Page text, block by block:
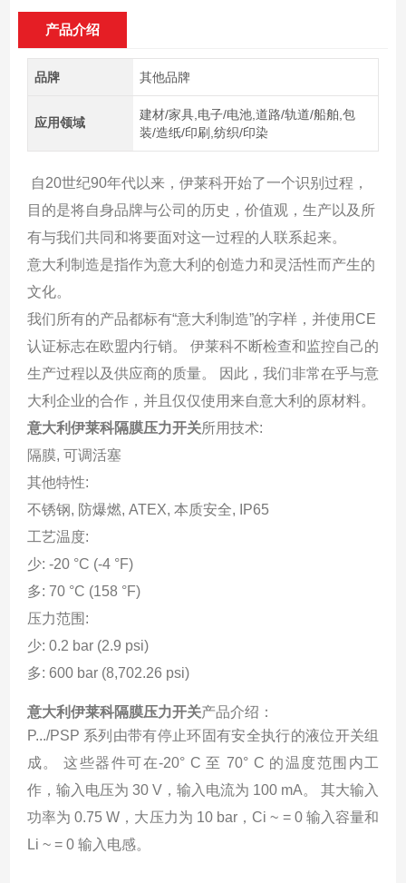
产品介绍
品牌 其他品牌
应用领域
建材/家具,电子/电池,道路/轨道/船舶,包
装/造纸/印刷,纺织/印染
自20世纪90年代以来，伊莱科开始了一个识别过程，
目的是将自身品牌与公司的历史，价值观，生产以及所
有与我们共同和将要面对这一过程的人联系起来。
意大利制造是指作为意大利的创造力和灵活性而产生的
文化。
我们所有的产品都标有“意大利制造”的字样，并使用CE
认证标志在欧盟内行销。 伊莱科不断检查和监控自己的
生产过程以及供应商的质量。 因此，我们非常在乎与意
大利企业的合作，并且仅仅使用来自意大利的原材料。
意大利伊莱科隔膜压力开关所用技术:
隔膜, 可调活塞
其他特性:
不锈钢, 防爆燃, ATEX, 本质安全, IP65
工艺温度:
少: -20 °C (-4 °F)
多: 70 °C (158 °F)
压力范围:
少: 0.2 bar (2.9 psi)
多: 600 bar (8,702.26 psi)
意大利伊莱科隔膜压力开关产品介绍：
P.../PSP 系列由带有停止环固有安全执行的液位开关组
成。 这些器件可在-20° C 至 70° C 的温度范围内工
作，输入电压为 30 V，输入电流为 100 mA。 其大输入
功率为 0.75 W，大压力为 10 bar，Ci ~ = 0 输入容量和
Li ~ = 0 输入电感。